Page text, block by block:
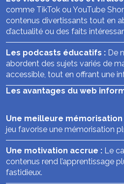
comme TikTok ou YouTube
contenus divertissants tout en
d’actualité ou des faits
Les podcasts éducatifs : De
abordent des sujets variés de
accessible, tout en offrant une
Les avantages du web
Une meilleure mémorisation
jeu favorise une mémorisation
Une motivation accrue : Le
contenus rend l’apprentissage
fastidieux.